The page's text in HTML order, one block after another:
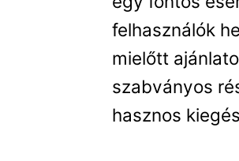
felhasználók
mielőtt
szabványos
hasznos